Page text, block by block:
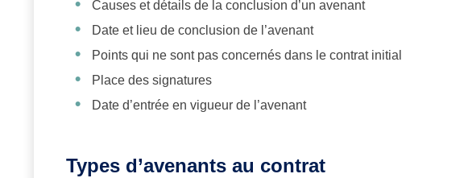
Causes et détails de la conclusion d’un avenant
Date et lieu de conclusion de l’avenant
Points qui ne sont pas concernés dans le contrat initial
Place des signatures
Date d’entrée en vigueur de l’avenant
Types d’avenants au contrat